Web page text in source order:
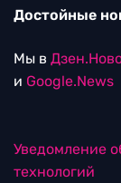
Достойные
Мы в
и Google.News
Уведомление
технологий